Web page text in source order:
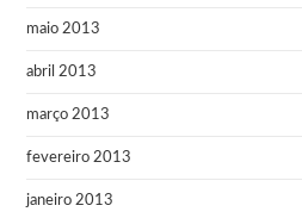
maio 2013
abril 2013
março 2013
fevereiro 2013
janeiro 2013